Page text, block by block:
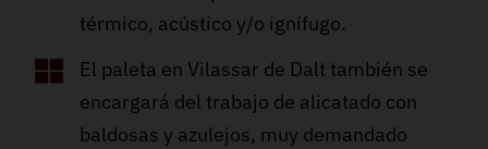
térmico, acústico y/o ignífugo.
El paleta en Vilassar de Dalt también se
encargará del trabajo de alicatado con
baldosas y azulejos, muy demandado